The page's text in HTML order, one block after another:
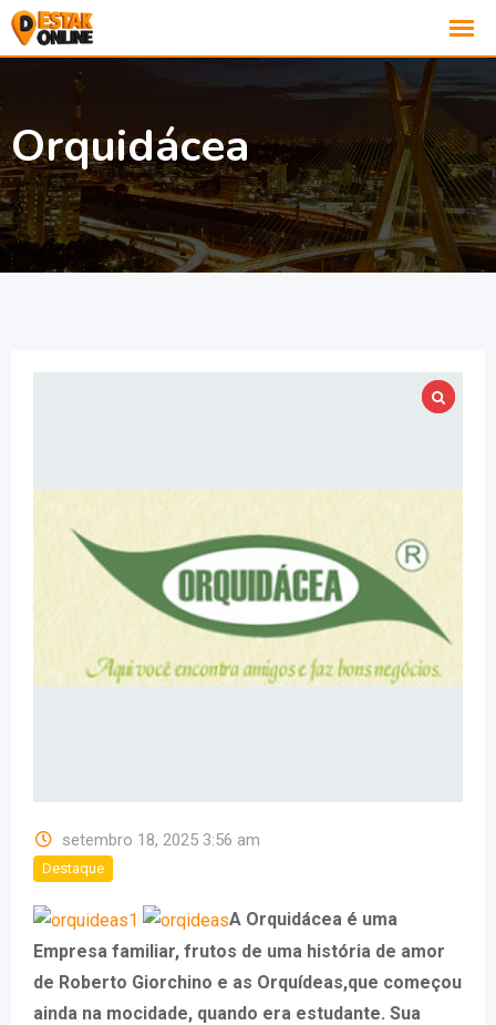
Orquidácea
setembro 18, 2025 3:56 am
Destaque
A Orquidácea é uma
Empresa familiar, frutos de uma história de amor
de Roberto Giorchino e as Orquídeas,que começou
ainda na mocidade, quando era estudante. Sua